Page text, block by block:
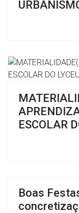
Previous
ESCOLAR
Boas